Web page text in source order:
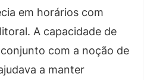
em horários com
A capacidade de
com a noção de
a manter